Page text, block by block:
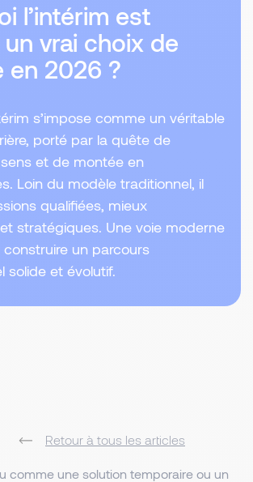
l’intérim est
vrai choix de
en 2026 ?
s’impose comme un véritable
porté par la quête de
et de montée en
Loin du modèle traditionnel, il
qualifiées, mieux
stratégiques. Une voie moderne
un parcours
solide et évolutif.
Retour à tous les articles
comme une solution temporaire ou un